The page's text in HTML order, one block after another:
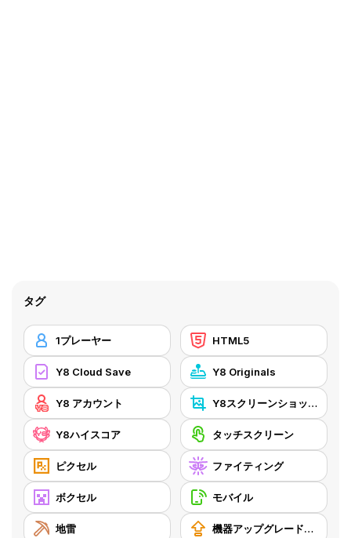
タグ
1プレーヤー HTML5
Y8 Cloud Save Y8 Originals
Y8 アカウント Y8スクリーンショット
Y8ハイスコア タッチスクリーン
ピクセル ファイティング
ボクセル モバイル
地雷 機器アップグレードの購入